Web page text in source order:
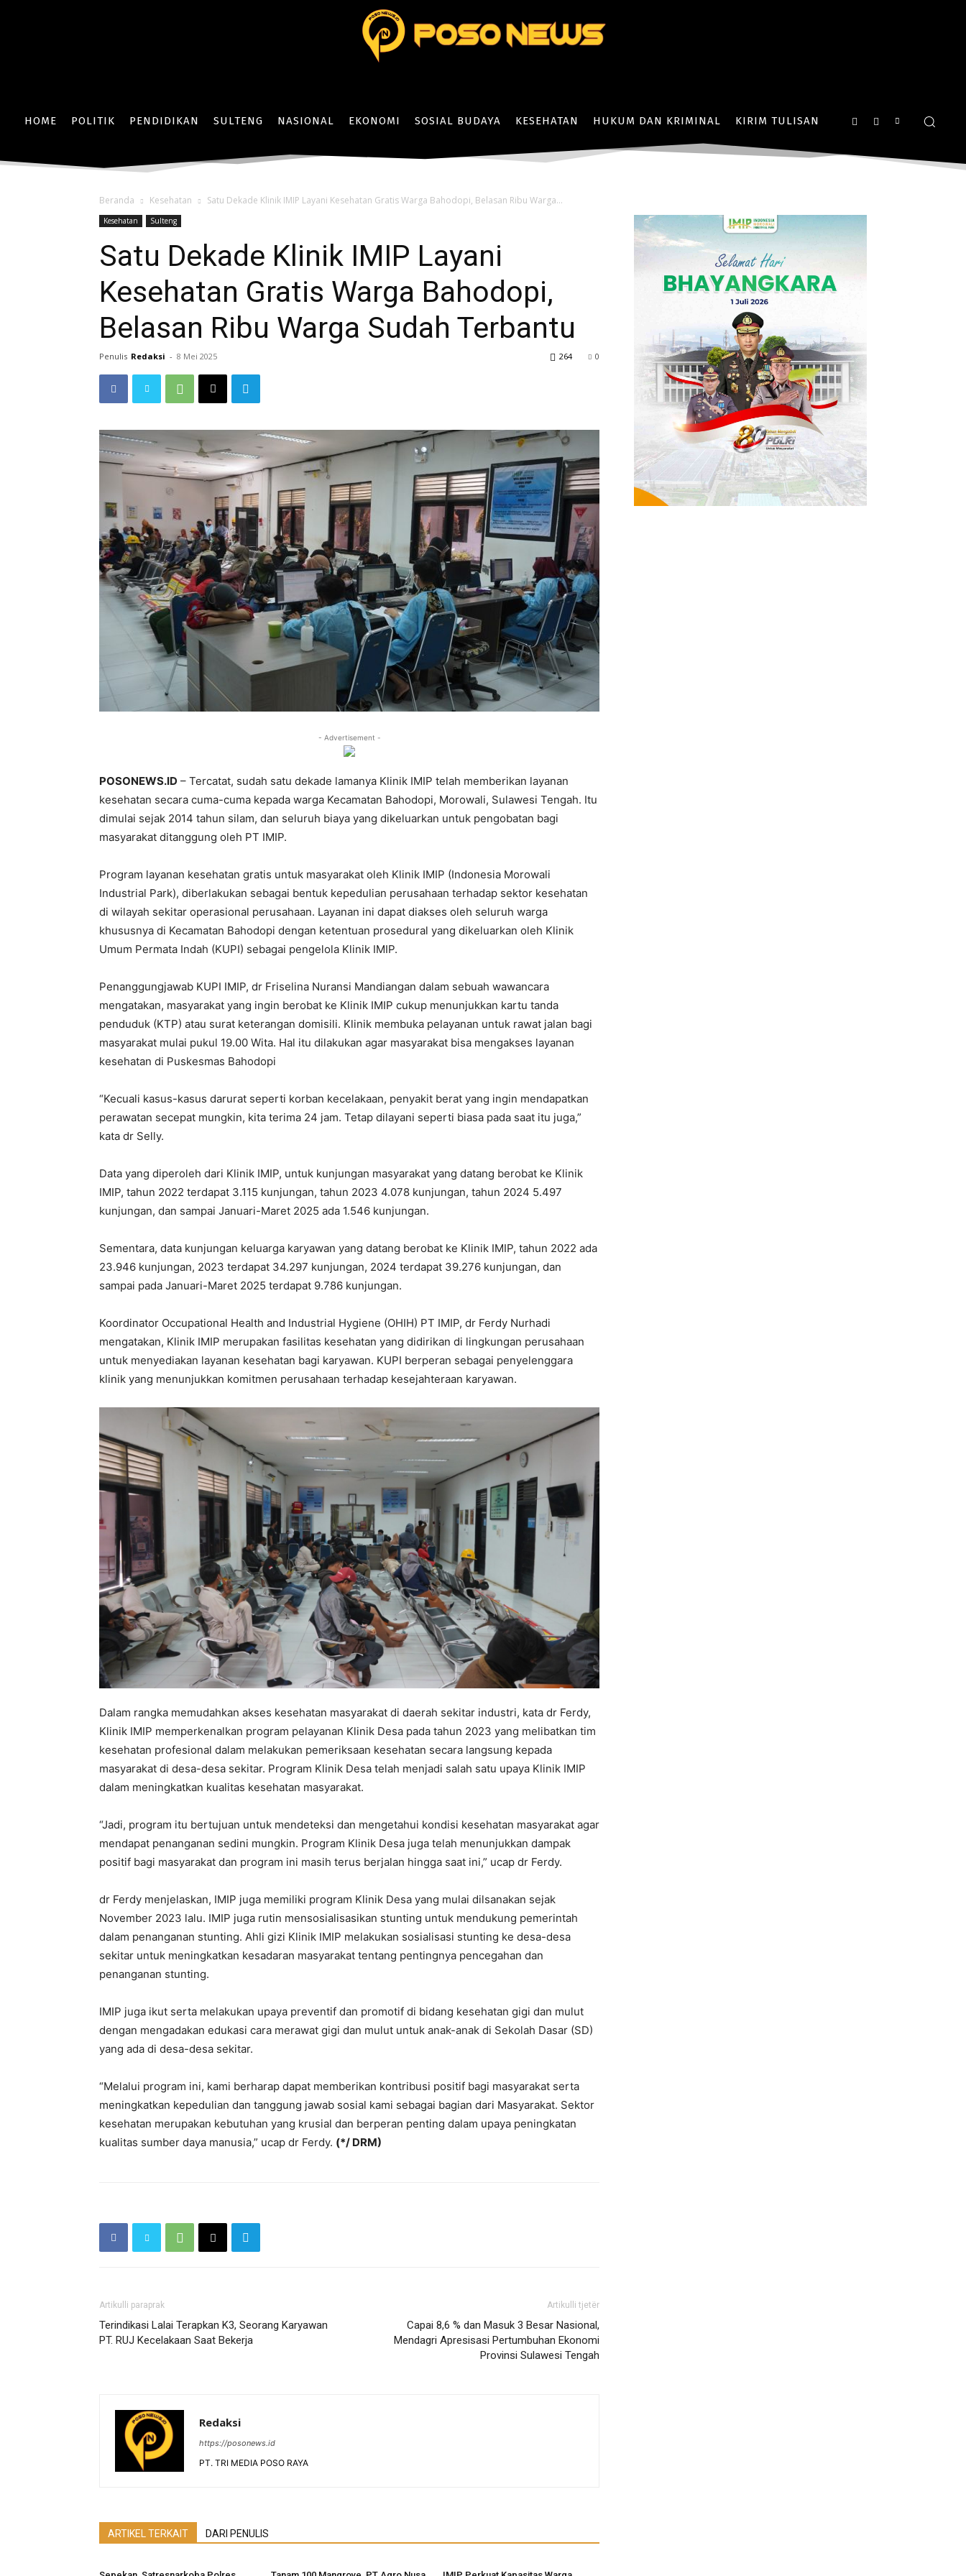
HOME POLITIK PENDIDIKAN SULTENG NASIONAL EKONOMI SOSIAL BUDAYA KESEHATAN HUKUM DAN KRIMINAL KIRIM TULISAN
Beranda Kesehatan Satu Dekade Klinik IMIP Layani Kesehatan Gratis Warga Bahodopi, Belasan Ribu Warga...
Kesehatan Sulteng
Satu Dekade Klinik IMIP Layani
Kesehatan Gratis Warga Bahodopi,
Belasan Ribu Warga Sudah Terbantu
Penulis Redaksi - 8 Mei 2025 0
264
- Advertisement -
POSONEWS.ID – Tercatat, sudah satu dekade lamanya Klinik IMIP telah memberikan layanan
kesehatan secara cuma-cuma kepada warga Kecamatan Bahodopi, Morowali, Sulawesi Tengah. Itu
dimulai sejak 2014 tahun silam, dan seluruh biaya yang dikeluarkan untuk pengobatan bagi
masyarakat ditanggung oleh PT IMIP.
Program layanan kesehatan gratis untuk masyarakat oleh Klinik IMIP (Indonesia Morowali
Industrial Park), diberlakukan sebagai bentuk kepedulian perusahaan terhadap sektor kesehatan
di wilayah sekitar operasional perusahaan. Layanan ini dapat diakses oleh seluruh warga
khususnya di Kecamatan Bahodopi dengan ketentuan prosedural yang dikeluarkan oleh Klinik
Umum Permata Indah (KUPI) sebagai pengelola Klinik IMIP.
Penanggungjawab KUPI IMIP, dr Friselina Nuransi Mandiangan dalam sebuah wawancara
mengatakan, masyarakat yang ingin berobat ke Klinik IMIP cukup menunjukkan kartu tanda
penduduk (KTP) atau surat keterangan domisili. Klinik membuka pelayanan untuk rawat jalan bagi
masyarakat mulai pukul 19.00 Wita. Hal itu dilakukan agar masyarakat bisa mengakses layanan
kesehatan di Puskesmas Bahodopi
“Kecuali kasus-kasus darurat seperti korban kecelakaan, penyakit berat yang ingin mendapatkan
perawatan secepat mungkin, kita terima 24 jam. Tetap dilayani seperti biasa pada saat itu juga,”
kata dr Selly.
Data yang diperoleh dari Klinik IMIP, untuk kunjungan masyarakat yang datang berobat ke Klinik
IMIP, tahun 2022 terdapat 3.115 kunjungan, tahun 2023 4.078 kunjungan, tahun 2024 5.497
kunjungan, dan sampai Januari-Maret 2025 ada 1.546 kunjungan.
Sementara, data kunjungan keluarga karyawan yang datang berobat ke Klinik IMIP, tahun 2022 ada
23.946 kunjungan, 2023 terdapat 34.297 kunjungan, 2024 terdapat 39.276 kunjungan, dan
sampai pada Januari-Maret 2025 terdapat 9.786 kunjungan.
Koordinator Occupational Health and Industrial Hygiene (OHIH) PT IMIP, dr Ferdy Nurhadi
mengatakan, Klinik IMIP merupakan fasilitas kesehatan yang didirikan di lingkungan perusahaan
untuk menyediakan layanan kesehatan bagi karyawan. KUPI berperan sebagai penyelenggara
klinik yang menunjukkan komitmen perusahaan terhadap kesejahteraan karyawan.
Dalam rangka memudahkan akses kesehatan masyarakat di daerah sekitar industri, kata dr Ferdy,
Klinik IMIP memperkenalkan program pelayanan Klinik Desa pada tahun 2023 yang melibatkan tim
kesehatan profesional dalam melakukan pemeriksaan kesehatan secara langsung kepada
masyarakat di desa-desa sekitar. Program Klinik Desa telah menjadi salah satu upaya Klinik IMIP
dalam meningkatkan kualitas kesehatan masyarakat.
“Jadi, program itu bertujuan untuk mendeteksi dan mengetahui kondisi kesehatan masyarakat agar
mendapat penanganan sedini mungkin. Program Klinik Desa juga telah menunjukkan dampak
positif bagi masyarakat dan program ini masih terus berjalan hingga saat ini,” ucap dr Ferdy.
dr Ferdy menjelaskan, IMIP juga memiliki program Klinik Desa yang mulai dilsanakan sejak
November 2023 lalu. IMIP juga rutin mensosialisasikan stunting untuk mendukung pemerintah
dalam penanganan stunting. Ahli gizi Klinik IMIP melakukan sosialisasi stunting ke desa-desa
sekitar untuk meningkatkan kesadaran masyarakat tentang pentingnya pencegahan dan
penanganan stunting.
IMIP juga ikut serta melakukan upaya preventif dan promotif di bidang kesehatan gigi dan mulut
dengan mengadakan edukasi cara merawat gigi dan mulut untuk anak-anak di Sekolah Dasar (SD)
yang ada di desa-desa sekitar.
“Melalui program ini, kami berharap dapat memberikan kontribusi positif bagi masyarakat serta
meningkatkan kepedulian dan tanggung jawab sosial kami sebagai bagian dari Masyarakat. Sektor
kesehatan merupakan kebutuhan yang krusial dan berperan penting dalam upaya peningkatan
kualitas sumber daya manusia,” ucap dr Ferdy. (*/ DRM)
Artikulli paraprak
Terindikasi Lalai Terapkan K3, Seorang Karyawan
PT. RUJ Kecelakaan Saat Bekerja
Artikulli tjetër
Capai 8,6 % dan Masuk 3 Besar Nasional,
Mendagri Apresisasi Pertumbuhan Ekonomi
Provinsi Sulawesi Tengah
Redaksi
https://posonews.id
PT. TRI MEDIA POSO RAYA
ARTIKEL TERKAIT DARI PENULIS